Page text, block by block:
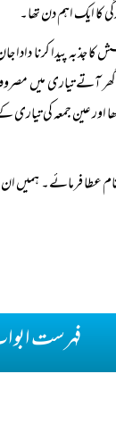
کا ایک اہم دن تھا۔
پیدا کرنا دادا
آتے تیاری میں
اور عین جمعہ
عطا فرمائے۔
فہرست